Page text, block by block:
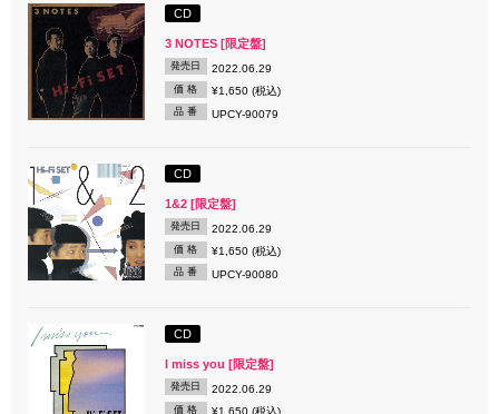
CD
3 NOTES [限定盤]
発売日 2022.06.29
価 格 ¥1,650 (税込)
品 番 UPCY-90079
CD
1&2 [限定盤]
発売日 2022.06.29
価 格 ¥1,650 (税込)
品 番 UPCY-90080
CD
I miss you [限定盤]
発売日 2022.06.29
価 格 ¥1,650 (税込)